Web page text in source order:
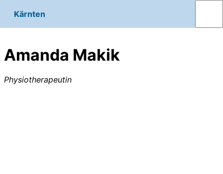
Kärnten
Amanda Makik
Physiotherapeutin